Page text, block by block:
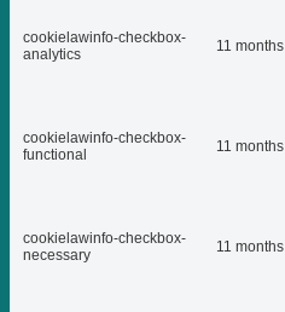
cookielawinfo-checkbox-
analytics
11 months
cookielawinfo-checkbox-
functional
11 months
cookielawinfo-checkbox-
necessary
11 months